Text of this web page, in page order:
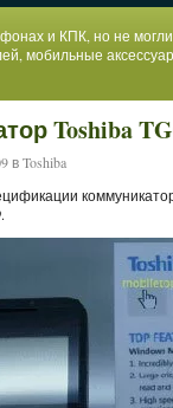
и КПК, но не
мобильные
Toshiba
вToshiba
.